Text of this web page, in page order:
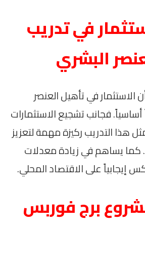
في تدريب
البشري
الاستثمار في تأهيل العنصر
أساسياً. فجانب تشجيع الاستثمارات
هذا التدريب ركيزة مهمة لتعزيز
كما يساهم في زيادة معدلات
إيجابياً على الاقتصاد المحلي.
برج فوربس